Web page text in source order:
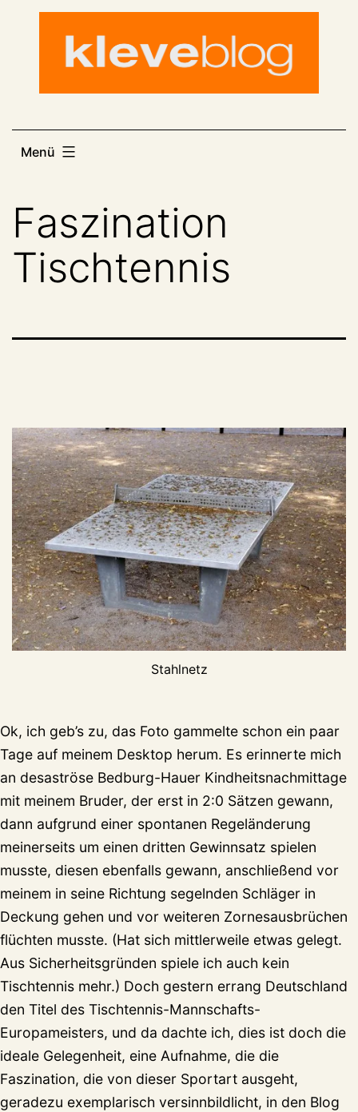
Menü
Faszination
Tischtennis
Stahlnetz
Ok, ich geb’s zu, das Foto gammelte schon ein paar
Tage auf meinem Desktop herum. Es erinnerte mich
an desaströse Bedburg-Hauer Kindheitsnachmittage
mit meinem Bruder, der erst in 2:0 Sätzen gewann,
dann aufgrund einer spontanen Regeländerung
meinerseits um einen dritten Gewinnsatz spielen
musste, diesen ebenfalls gewann, anschließend vor
meinem in seine Richtung segelnden Schläger in
Deckung gehen und vor weiteren Zornesausbrüchen
flüchten musste. (Hat sich mittlerweile etwas gelegt.
Aus Sicherheitsgründen spiele ich auch kein
Tischtennis mehr.) Doch gestern errang Deutschland
den Titel des Tischtennis-Mannschafts-
Europameisters, und da dachte ich, dies ist doch die
ideale Gelegenheit, eine Aufnahme, die die
Faszination, die von dieser Sportart ausgeht,
geradezu exemplarisch versinnbildlicht, in den Blog